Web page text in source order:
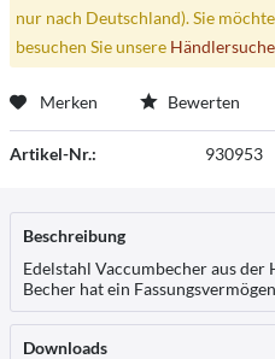
nur nach Deutschland). Sie
besuchen Sie unsere Händlersuche
Merken Bewerten
Artikel-Nr.: 930953
Beschreibung
Edelstahl Vaccumbecher aus der
Becher hat ein
Downloads